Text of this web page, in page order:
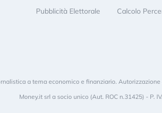
Pubblicità Elettorale
Calcolo
a tema economico e finanziario. Autorizzazione
Money.it srl a socio unico (Aut. ROC n.31425) - P.